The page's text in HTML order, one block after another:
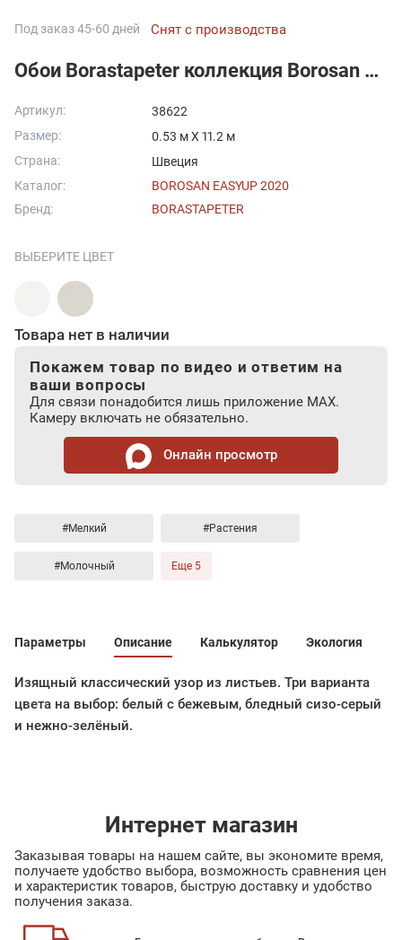
Под заказ 45-60 дней Снят с производства
Обои Borastapeter коллекция Borosan EasyUp 2020 арт. 38622
Артикул:
38622
Размер:
0.53 м X 11.2 м
Страна:
Швеция
Каталог:
BOROSAN EASYUP 2020
Бренд:
BORASTAPETER
ВЫБЕРИТЕ ЦВЕТ
Товара нет в наличии
Покажем товар по видео и ответим на
ваши вопросы
Для связи понадобится лишь приложение MAX.
Камеру включать не обязательно.
Онлайн просмотр
#Мелкий #Растения
#Молочный Еще 5
Параметры Описание Калькулятор Экология
Изящный классический узор из листьев. Три варианта
цвета на выбор: белый с бежевым, бледный сизо-серый
и нежно-зелёный.
Интернет магазин
Заказывая товары на нашем сайте, вы экономите время,
получаете удобство выбора, возможность сравнения цен
и характеристик товаров, быструю доставку и удобство
получения заказа.